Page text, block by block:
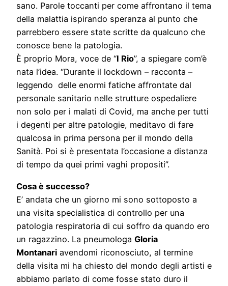
sano. Parole toccanti per come affrontano il tema
della malattia ispirando speranza al punto che
parrebbero essere state scritte da qualcuno che
conosce bene la patologia.
È proprio Mora, voce de “I Rio”, a spiegare com’è
nata l’idea. “Durante il lockdown – racconta –
leggendo delle enormi fatiche affrontate dal
personale sanitario nelle strutture ospedaliere
non solo per i malati di Covid, ma anche per tutti
i degenti per altre patologie, meditavo di fare
qualcosa in prima persona per il mondo della
Sanità. Poi si è presentata l’occasione a distanza
di tempo da quei primi vaghi propositi”.
Cosa è successo?
E’ andata che un giorno mi sono sottoposto a
una visita specialistica di controllo per una
patologia respiratoria di cui soffro da quando ero
un ragazzino. La pneumologa Gloria
Montanari avendomi riconosciuto, al termine
della visita mi ha chiesto del mondo degli artisti e
abbiamo parlato di come fosse stato duro il